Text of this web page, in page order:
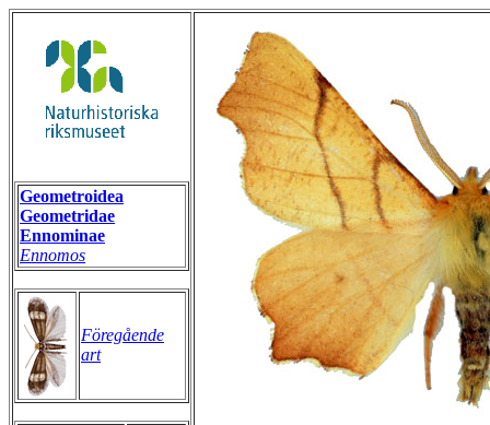
Geometroidea
Geometridae
Ennominae
Ennomos
Föregående
art